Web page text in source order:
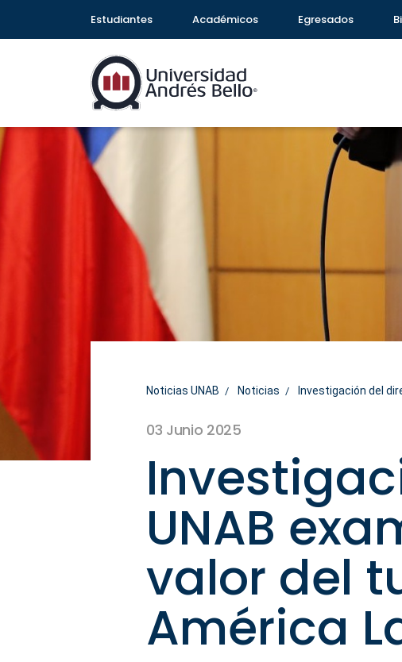
Estudiantes Académicos Egresados
Noticias UNAB Noticias Investigación del
03 Junio 2025
UNAB
valor del
América